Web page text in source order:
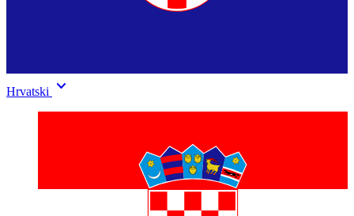
Hrvatski keyboard_arrow_down